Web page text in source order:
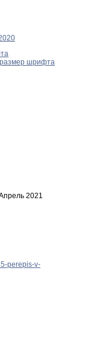
размер шрифта
2021
perepis-v-